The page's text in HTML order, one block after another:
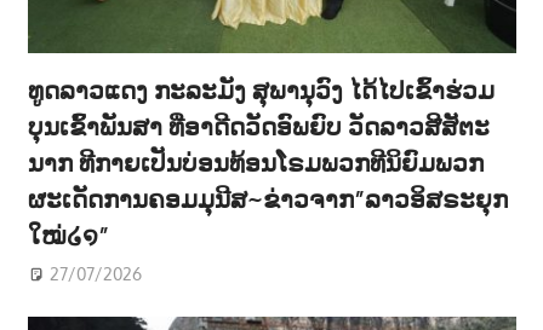
ທູດລາວແດງ ກະລະມັງ ສຸພານຸວົງ ໄດ້ໄປເຂົ້າຮ່ວມ
ບຸນເຂົ້າພັນສາ ທີ່ອາດີດວັດອົພຍົບ ວັດລາວສີສັຕະ
ນາກ ທີກາຍເປັນບ່ອນທ້ອນໂຣມພວກທີນິຍົມພວກ
ຜະເດັດການຄອມມຸນີສ~ຂ່າວຈາກ”ລາວອິສຣະຍຸກ
ໃໝ່໒໑”
27/07/2026